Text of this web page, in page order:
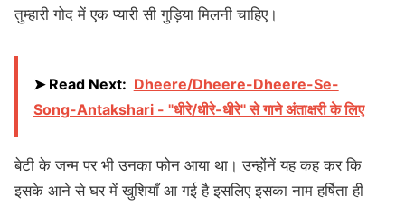
तुम्हारी गोद में एक प्यारी सी गुड़िया मिलनी चाहिए।
➤ Read Next: Dheere/Dheere-Dheere-Se-
Song-Antakshari - "धीरे/धीरे-धीरे" से गाने अंताक्षरी के लिए
बेटी के जन्म पर भी उनका फोन आया था। उन्होंनें यह कह कर कि
इसके आने से घर में खुशियाँ आ गई है इसलिए इसका नाम हर्षिता ही